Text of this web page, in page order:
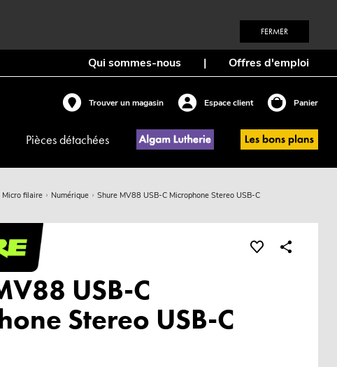
FERMER
Qui sommes-nous | Offres d'emploi
Trouver un magasin Espace client Panier
Pièces détachées
Micro filaire Numérique Shure MV88 USB-C Microphone Stereo USB-C
USB-C
Stereo USB-C